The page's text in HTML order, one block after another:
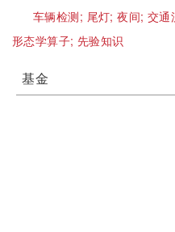
车辆检测; 尾灯;夜间; 交
形态学算子; 先验知识
基金